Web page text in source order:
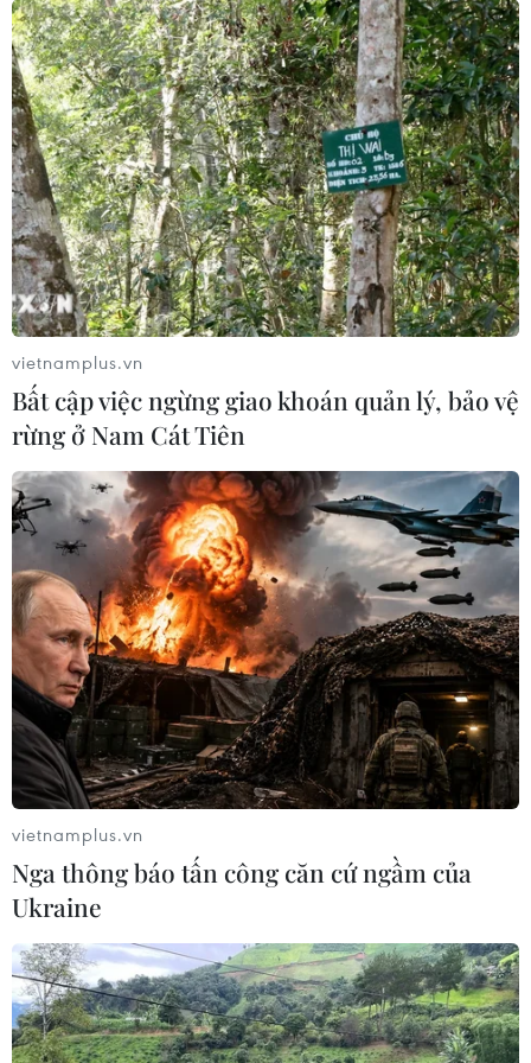
vietnamplus.vn
Bất cập việc ngừng giao khoán quản lý, bảo vệ
rừng ở Nam Cát Tiên
vietnamplus.vn
Nga thông báo tấn công căn cứ ngầm của
Ukraine